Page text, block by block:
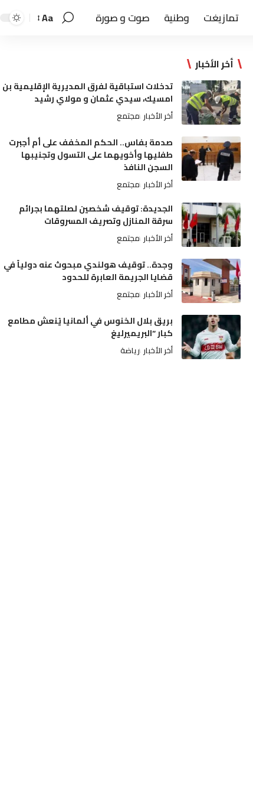
تمازيغت وطنية صوت و صورة Aa
أخر الأخبار
تدخلات استباقية لفرق المديرية الإقليمية بن
امسيك، سيدي عثمان و مولاي رشيد
أخر الأخبار مجتمع
صدمة بفاس.. الحكم المخفف على أم أجبرت
طفليها وأخويهما على التسول وتجنيبها
السجن النافذ
أخر الأخبار مجتمع
الجديدة: توقيف شخصين لصلتهما بجرائم
سرقة المنازل وتصريف المسروقات
أخر الأخبار مجتمع
وجدة.. توقيف هولندي مبحوث عنه دولياً في
قضايا الجريمة العابرة للحدود
أخر الأخبار مجتمع
بريق بلال الخنوس في ألمانيا يُنعش مطامع
كبار “البريميرليغ
أخر الأخبار رياضة